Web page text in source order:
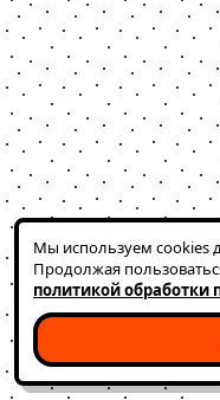
Мы используем cookies
Продолжая
политикой